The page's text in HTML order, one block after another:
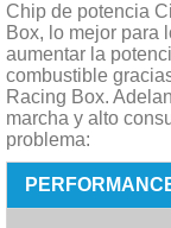
Chip de potencia
Box, lo mejor para
aumentar la
combustible
Racing Box.
marcha y alto
problema: